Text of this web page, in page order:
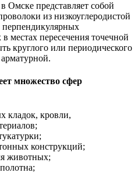
Омске представляет собой
из низкоуглеродистой
местах пересечения точечной
круглого или периодического
множество сфер
кладок, кровли,
конструкций;
животных;